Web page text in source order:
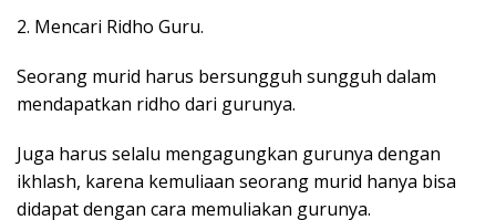
2. Mencari Ridho Guru.
Seorang murid harus bersungguh sungguh dalam
mendapatkan ridho dari gurunya.
Juga harus selalu mengagungkan gurunya dengan
ikhlash, karena kemuliaan seorang murid hanya bisa
didapat dengan cara memuliakan gurunya.